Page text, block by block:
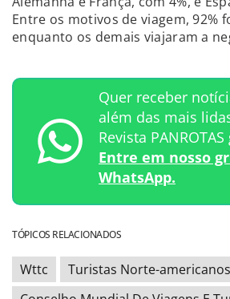
Entre os motivos de viagem, 92%
enquanto os demais viajaram a
Quer receber
além das mais
Revista
Entre em nosso
WhatsApp.
TÓPICOS RELACIONADOS
Wttc
Turistas Norte-americanos